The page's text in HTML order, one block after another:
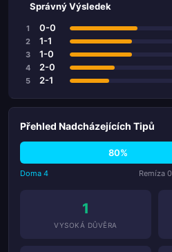
Správný Výsledek
1 0-0
2 1-1
3 1-0
4 2-0
5 2-1
Přehled Nadcházejících Tipů
80%
Doma 4 Remíza 0
1
VYSOKÁ DŮVĚRA